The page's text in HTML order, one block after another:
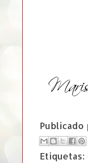
Publicado
Etiquetas: